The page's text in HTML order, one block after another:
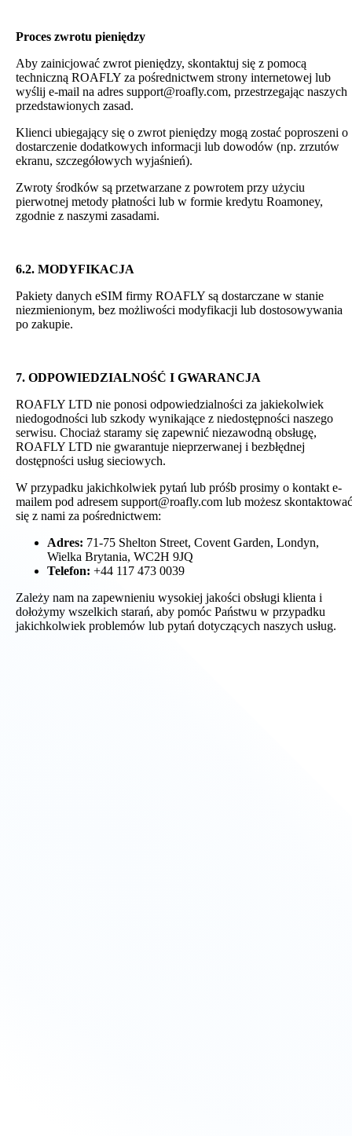
Proces zwrotu pieniędzy
Aby zainicjować zwrot pieniędzy, skontaktuj się z pomocą
techniczną ROAFLY za pośrednictwem strony internetowej lub
wyślij e-mail na adres support@roafly.com, przestrzegając naszych
przedstawionych zasad.
Klienci ubiegający się o zwrot pieniędzy mogą zostać poproszeni o
dostarczenie dodatkowych informacji lub dowodów (np. zrzutów
ekranu, szczegółowych wyjaśnień).
Zwroty środków są przetwarzane z powrotem przy użyciu
pierwotnej metody płatności lub w formie kredytu Roamoney,
zgodnie z naszymi zasadami.
6.2. MODYFIKACJA
Pakiety danych eSIM firmy ROAFLY są dostarczane w stanie
niezmienionym, bez możliwości modyfikacji lub dostosowywania
po zakupie.
7. ODPOWIEDZIALNOŚĆ I GWARANCJA
ROAFLY LTD nie ponosi odpowiedzialności za jakiekolwiek
niedogodności lub szkody wynikające z niedostępności naszego
serwisu. Chociaż staramy się zapewnić niezawodną obsługę,
ROAFLY LTD nie gwarantuje nieprzerwanej i bezbłędnej
dostępności usług sieciowych.
W przypadku jakichkolwiek pytań lub próśb prosimy o kontakt e-
mailem pod adresem support@roafly.com lub możesz skontaktować
się z nami za pośrednictwem:
Adres: 71-75 Shelton Street, Covent Garden, Londyn,
Wielka Brytania, WC2H 9JQ
Telefon: +44 117 473 0039
Zależy nam na zapewnieniu wysokiej jakości obsługi klienta i
dołożymy wszelkich starań, aby pomóc Państwu w przypadku
jakichkolwiek problemów lub pytań dotyczących naszych usług.